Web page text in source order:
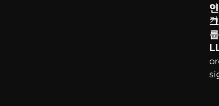
이
커
인
그
룹